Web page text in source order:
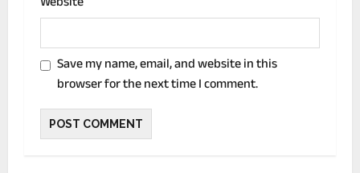
Save my name, email, and website in this
browser for the next time I comment.